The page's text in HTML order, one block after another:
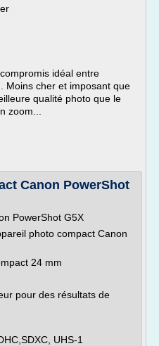
idéal entre
Moins cher et imposant que
qualité photo que le
zoom...
Canon PowerShot
PowerShot G5X
photo compact Canon
24 mm
pour des résultats de
UHS-1